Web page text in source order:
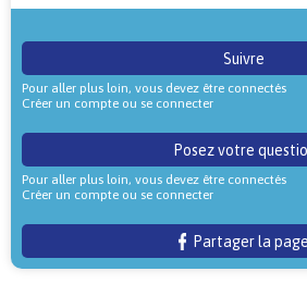
Suivre
Pour aller plus loin, vous devez être connectés
Créer un compte ou se connecter
Posez votre
Pour aller plus loin, vous devez être connectés
Créer un compte ou se connecter
Partager la page